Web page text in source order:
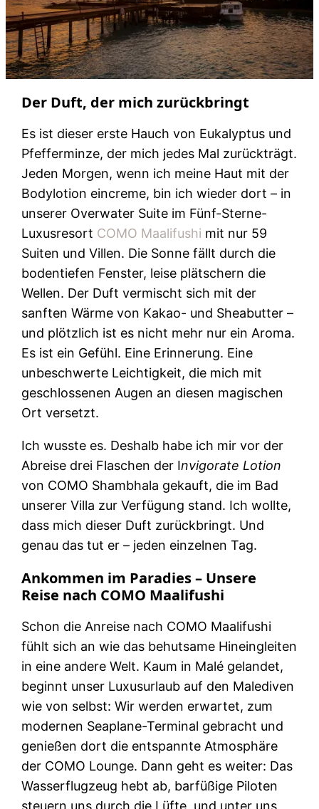
Der Duft, der mich zurückbringt
Es ist dieser erste Hauch von Eukalyptus und
Pfefferminze, der mich jedes Mal zurückträgt.
Jeden Morgen, wenn ich meine Haut mit der
Bodylotion eincreme, bin ich wieder dort – in
unserer Overwater Suite im Fünf-Sterne-
Luxusresort COMO Maalifushi mit nur 59
Suiten und Villen. Die Sonne fällt durch die
bodentiefen Fenster, leise plätschern die
Wellen. Der Duft vermischt sich mit der
sanften Wärme von Kakao- und Sheabutter –
und plötzlich ist es nicht mehr nur ein Aroma.
Es ist ein Gefühl. Eine Erinnerung. Eine
unbeschwerte Leichtigkeit, die mich mit
geschlossenen Augen an diesen magischen
Ort versetzt.
Ich wusste es. Deshalb habe ich mir vor der
Abreise drei Flaschen der Invigorate Lotion
von COMO Shambhala gekauft, die im Bad
unserer Villa zur Verfügung stand. Ich wollte,
dass mich dieser Duft zurückbringt. Und
genau das tut er – jeden einzelnen Tag.
Ankommen im Paradies – Unsere
Reise nach COMO Maalifushi
Schon die Anreise nach COMO Maalifushi
fühlt sich an wie das behutsame Hineingleiten
in eine andere Welt. Kaum in Malé gelandet,
beginnt unser Luxusurlaub auf den Malediven
wie von selbst: Wir werden erwartet, zum
modernen Seaplane-Terminal gebracht und
genießen dort die entspannte Atmosphäre
der COMO Lounge. Dann geht es weiter: Das
Wasserflugzeug hebt ab, barfüßige Piloten
steuern uns durch die Lüfte, und unter uns